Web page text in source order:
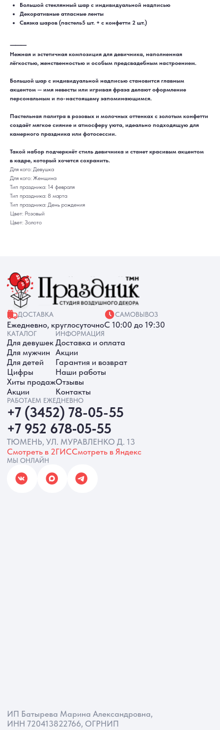
Большой стеклянный шар с индивидуальной надписью
Декоративные атласные ленты
Связка шаров (пастель5 шт. + с конфетти 2 шт.)
⸻
Нежная и эстетичная композиция для девичника, наполненная
лёгкостью, женственностью и особым предсвадебным настроением.
Большой шар с индивидуальной надписью становится главным
акцентом — имя невесты или игривая фраза делают оформление
персональным и по-настоящему запоминающимся.
Пастельная палитра в розовых и молочных оттенках с золотым конфетти
создаёт мягкое сияние и атмосферу уюта, идеально подходящую для
камерного праздника или фотосессии.
Такой набор подчеркнёт стиль девичника и станет красивым акцентом
в кадре, который хочется сохранить.
Для кого: Девушка
Для кого: Женщина
Тип праздника: 14 февраля
Тип праздника: 8 марта
Тип праздника: День рождения
Цвет: Розовый
Цвет: Золото
ИП Батырева Марина Александровна,
ИНН 720413822766, ОГРНИП
325723200064191
Политика обработки ПД
Согласие на обработку ПД
Политика Cookie
Согласие на рекламную рассылку
Разработка сайта
ДОСТАВКА
Ежедневно, круглосуточно
САМОВЫВОЗ
С 10:00 до 19:30
КАТАЛОГ
Для девушек
Для детей
Цифры
Хиты продаж
Акции
ИНФОРМАЦИЯ
Доставка и оплата
Гарантия и возврат
Наши работы
Контакты
РАБОТАЕМ ЕЖЕДНЕВНО
+7 (3452) 78-05-55
+7 952 678‑05‑55
ТЮМЕНЬ, УЛ. МУРАВЛЕНКО Д. 13
Смотреть в 2ГИС
МЫ ОНЛАЙН